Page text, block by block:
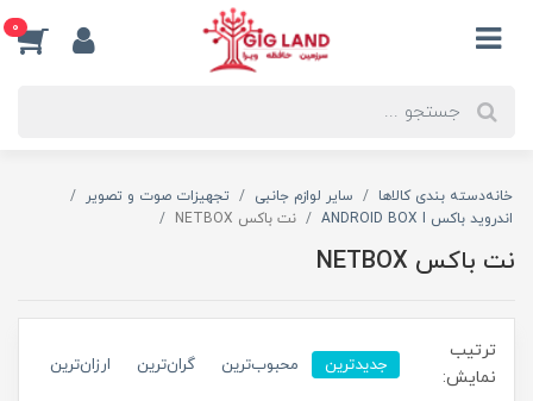
0
خانهدسته بندی کالاها سایر لوازم جانبی
تجهیزات صوت و تصویر
اندروید باکس ANDROID BOX I
نت باکس NETBOX
نت باکس NETBOX
ترتیب
نمایش:
جدیدترین محبوب‌ترین گران‌ترین ارزان‌ترین